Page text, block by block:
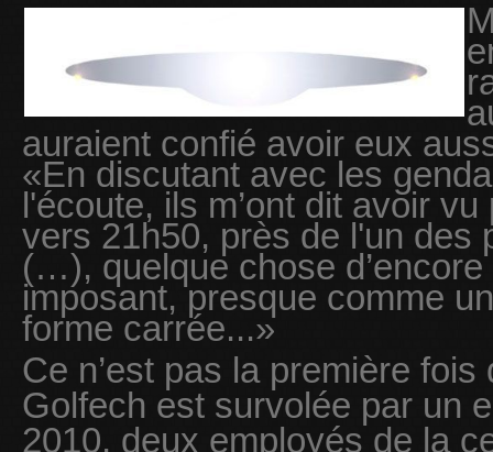
auraient confié avoir eux
«En discutant avec les
l'écoute, ils m’ont dit avoir
vers 21h50, près de l'un des
(…), quelque chose
imposant, presque comme
forme carrée...»
Ce n’est pas la première
Golfech est survolée par un
2010, deux employés de la